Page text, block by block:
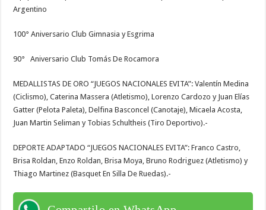
Argentino
100° Aniversario Club Gimnasia y Esgrima
90° Aniversario Club Tomás De Rocamora
MEDALLISTAS DE ORO “JUEGOS NACIONALES EVITA”: Valentín Medina
(Ciclismo), Caterina Massera (Atletismo), Lorenzo Cardozo y Juan Elías
Gatter (Pelota Paleta), Delfina Basconcel (Canotaje), Micaela Acosta,
Juan Martin Seliman y Tobias Schultheis (Tiro Deportivo).-
DEPORTE ADAPTADO “JUEGOS NACIONALES EVITA”: Franco Castro,
Brisa Roldan, Enzo Roldan, Brisa Moya, Bruno Rodriguez (Atletismo) y
Thiago Martinez (Basquet En Silla De Ruedas).-